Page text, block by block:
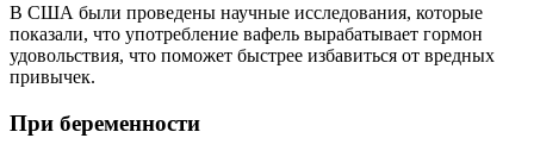
В США были проведены научные исследования, которые
показали, что употребление вафель вырабатывает гормон
удовольствия, что поможет быстрее избавиться от вредных
привычек.
При беременности